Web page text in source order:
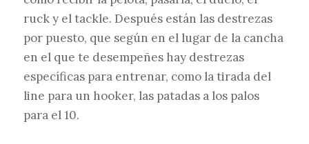
ruck y el tackle. Después están las destrezas
por puesto, que según en el lugar de la cancha
en el que te desempeñes hay destrezas
específicas para entrenar, como la tirada del
line para un hooker, las patadas a los palos
para el 10.